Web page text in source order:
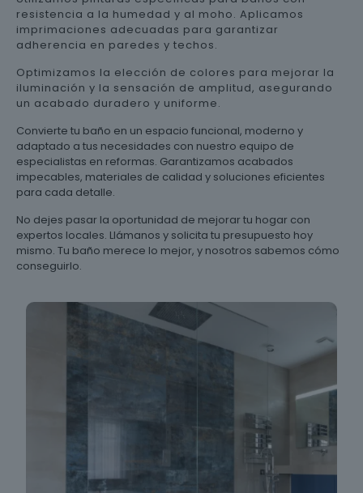
resistencia a la humedad y al moho. Aplicamos
imprimaciones adecuadas para garantizar
adherencia en paredes y techos.
Optimizamos la elección de colores para mejorar la
iluminación y la sensación de amplitud, asegurando
un acabado duradero y uniforme.
Convierte tu baño en un espacio funcional, moderno y
adaptado a tus necesidades con nuestro equipo de
especialistas en reformas. Garantizamos acabados
impecables, materiales de calidad y soluciones eficientes
para cada detalle.
No dejes pasar la oportunidad de mejorar tu hogar con
expertos locales. Llámanos y solicita tu presupuesto hoy
mismo. Tu baño merece lo mejor, y nosotros sabemos cómo
conseguirlo.